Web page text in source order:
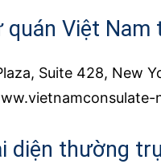
quán Việt Nam
Suite 428, New
diện thường